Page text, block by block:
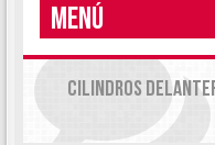
MENÚ
CILINDROS